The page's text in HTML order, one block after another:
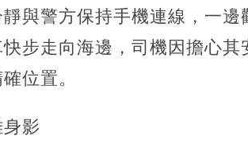
與警方保持手機連線，一邊
步走向海邊，司機因擔心其
位置。
影